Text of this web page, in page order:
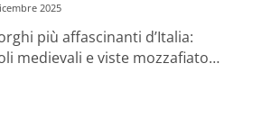
2025
più affascinanti d’Italia:
medievali e viste mozzafiato…